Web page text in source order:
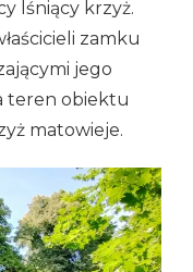
lśniący krzyż.
zamku
jego
teren obiektu
matowieje.